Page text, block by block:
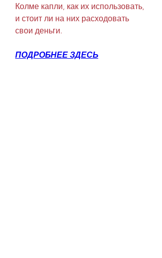
Колме капли, как их использовать,
и стоит ли на них расходовать
свои деньги.
ПОДРОБНЕЕ ЗДЕСЬ